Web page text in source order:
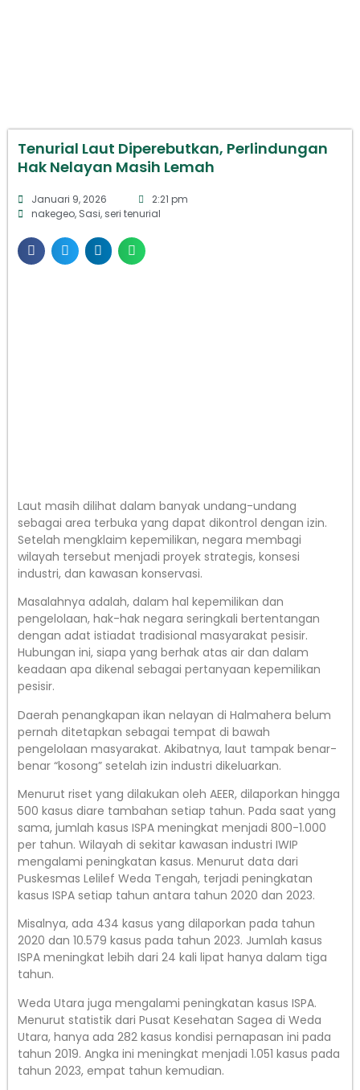
Tenurial Laut Diperebutkan, Perlindungan
Hak Nelayan Masih Lemah
Januari 9, 2026
2:21 pm
nakegeo, Sasi, seri tenurial
Laut masih dilihat dalam banyak undang-undang
sebagai area terbuka yang dapat dikontrol dengan izin.
Setelah mengklaim kepemilikan, negara membagi
wilayah tersebut menjadi proyek strategis, konsesi
industri, dan kawasan konservasi.
Masalahnya adalah, dalam hal kepemilikan dan
pengelolaan, hak-hak negara seringkali bertentangan
dengan adat istiadat tradisional masyarakat pesisir.
Hubungan ini, siapa yang berhak atas air dan dalam
keadaan apa dikenal sebagai pertanyaan kepemilikan
pesisir.
Daerah penangkapan ikan nelayan di Halmahera belum
pernah ditetapkan sebagai tempat di bawah
pengelolaan masyarakat. Akibatnya, laut tampak benar-
benar “kosong” setelah izin industri dikeluarkan.
Menurut riset yang dilakukan oleh AEER, dilaporkan hingga
500 kasus diare tambahan setiap tahun. Pada saat yang
sama, jumlah kasus ISPA meningkat menjadi 800-1.000
per tahun. Wilayah di sekitar kawasan industri IWIP
mengalami peningkatan kasus. Menurut data dari
Puskesmas Lelilef Weda Tengah, terjadi peningkatan
kasus ISPA setiap tahun antara tahun 2020 dan 2023.
Misalnya, ada 434 kasus yang dilaporkan pada tahun
2020 dan 10.579 kasus pada tahun 2023. Jumlah kasus
ISPA meningkat lebih dari 24 kali lipat hanya dalam tiga
tahun.
Weda Utara juga mengalami peningkatan kasus ISPA.
Menurut statistik dari Pusat Kesehatan Sagea di Weda
Utara, hanya ada 282 kasus kondisi pernapasan ini pada
tahun 2019. Angka ini meningkat menjadi 1.051 kasus pada
tahun 2023, empat tahun kemudian.